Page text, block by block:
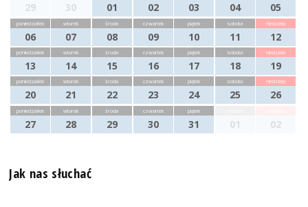
29 30 01 02 03 04 05
poniedziałek
06
wtorek
07
środa
08
czwartek
09
piątek
10
sobota
11
niedziela
12
poniedziałek
13
wtorek
14
środa
15
czwartek
16
piątek
17
sobota
18
niedziela
19
poniedziałek
20
wtorek
21
środa
22
czwartek
23
piątek
24
sobota
25
niedziela
26
poniedziałek
27
wtorek
28
środa
29
czwartek
30
piątek
31 01 02
Jak nas słuchać